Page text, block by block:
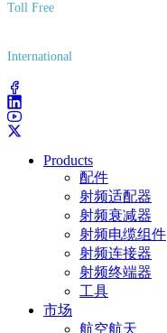
Toll Free
International
Products
配件
射频适配器
射频衰减器
射频电缆组件
射频连接器
射频终端器
工具
市场
航空航天